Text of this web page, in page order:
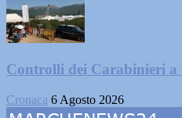
Controlli dei Carabinieri a
Cronaca 6 Agosto 2026